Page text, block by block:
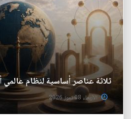
ثلاثة عناصر أساسية لنظام عالمي
الأربعاء 08 تموز 2026